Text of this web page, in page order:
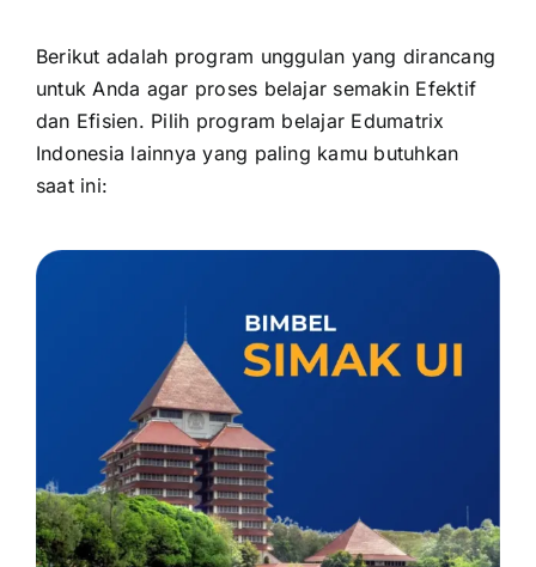
Berikut adalah program unggulan yang dirancang
untuk Anda agar proses belajar semakin Efektif
dan Efisien. Pilih program belajar Edumatrix
Indonesia lainnya yang paling kamu butuhkan
saat ini: